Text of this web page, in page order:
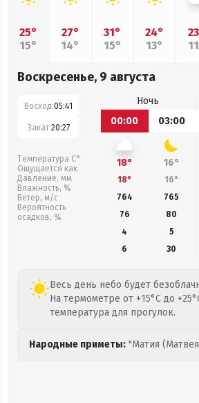
25°
15°
27°
14°
31°
15°
24°
13°
Воскресенье, 9 августа
Восход:05:41
Закат:20:27
Температура С°
Ощущается как
Давление, мм
Влажность, %
Ветер, м/с
Вероятность
осадков, %
Ночь
00:00
03:00
18° 16°
18° 16°
764
765
76
80
4
5
6
30
Весь день небо будет
На термометре от +15°C до
температура для прогулок.
Народные приметы: "Матия